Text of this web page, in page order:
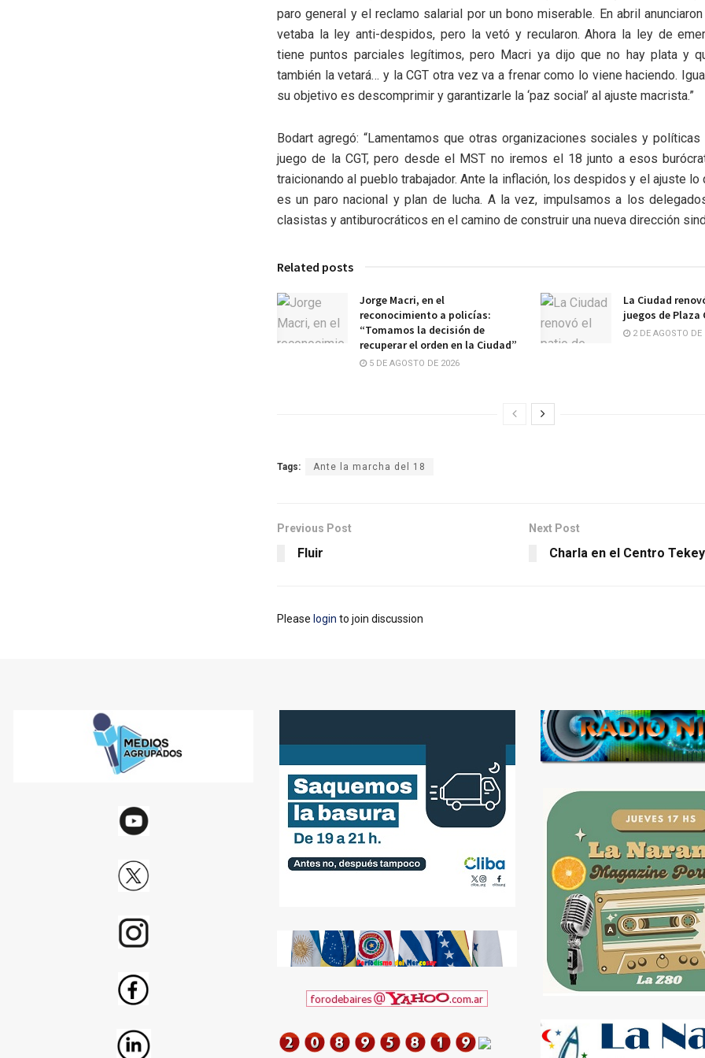
paro general y el reclamo salarial por un bono miserable. En abril
vetaba la ley anti-despidos, pero la vetó y recularon. Ahora la ley de
tiene puntos parciales legítimos, pero Macri ya dijo que no hay plata y
también la vetará… y la CGT otra vez va a frenar como lo viene haciendo.
su objetivo es descomprimir y garantizarle la ‘paz social’ al ajuste macrista.”
Bodart agregó: “Lamentamos que otras organizaciones sociales y
juego de la CGT, pero desde el MST no iremos el 18 junto a esos
traicionando al pueblo trabajador. Ante la inflación, los despidos y el ajuste lo
es un paro nacional y plan de lucha. A la vez, impulsamos a los
clasistas y antiburocráticos en el camino de construir una nueva dirección
Related posts
Jorge Macri, en el
reconocimiento a policías:
“Tomamos la decisión de
recuperar el orden en la Ciudad”
5 DE AGOSTO DE 2026
La Ciudad
juegos de
2 DE AGOSTO DE
Tags: Ante la marcha del 18
Previous Post
Fluir
Next Post
Charla en el Centro
Please login to join discussion